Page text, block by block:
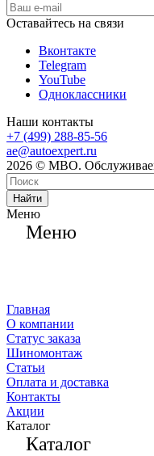
Оставайтесь на связи
Вконтакте
Telegram
YouTube
Одноклассники
Наши контакты
+7 (499) 288-85-56
ae@autoexpert.ru
2026 © МВО.
Найти
Меню
Меню
Главная
О компании
Статус заказа
Шиномонтаж
Статьи
Оплата и доставка
Контакты
Акции
Каталог
Каталог